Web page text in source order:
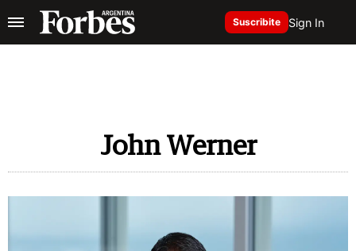
Suscribite Sign In
John Werner